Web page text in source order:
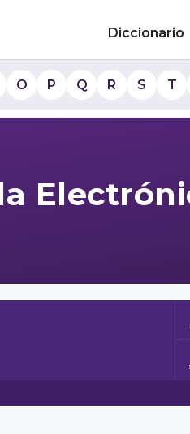
Diccionario
O P Q R S T